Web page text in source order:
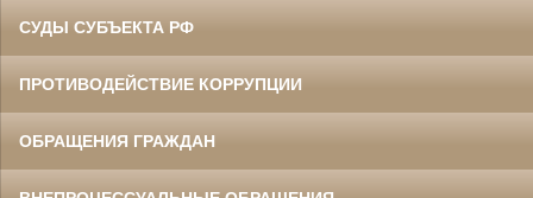
СУДЫ СУБЪЕКТА РФ
ПРОТИВОДЕЙСТВИЕ КОРРУПЦИИ
ОБРАЩЕНИЯ ГРАЖДАН